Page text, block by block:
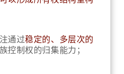
通过稳定的、多层次的
控制权的归集能力；